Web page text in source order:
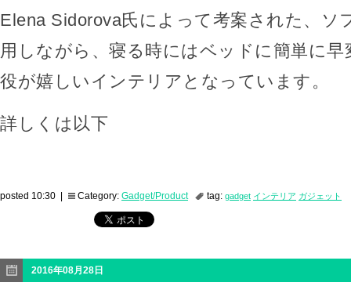
Elena Sidorova氏によって考案された、ソ
用しながら、寝る時にはベッドに簡単に早
役が嬉しいインテリアとなっています。
詳しくは以下
posted 10:30 | Category: Gadget/Product tag: gadget インテリア ガジェット
2016年08月28日